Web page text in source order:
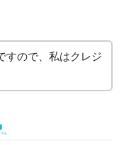
すので、私はクレジ